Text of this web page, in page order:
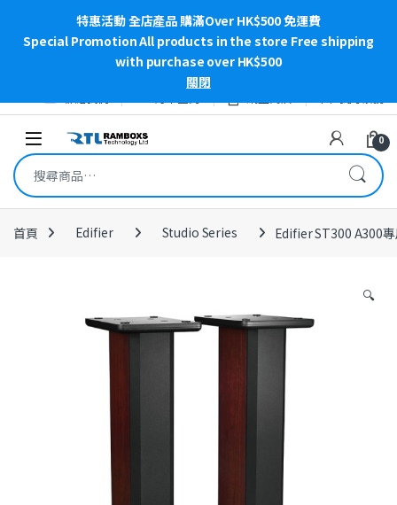
特惠活動 全店產品 購滿Over HK$500 免運費
Special Promotion All products in the store Free shipping
with purchase over HK$500
關閉
Open 0
搜尋關鍵字:
首頁 Edifier Studio Series Edifier ST300 A300
🔍